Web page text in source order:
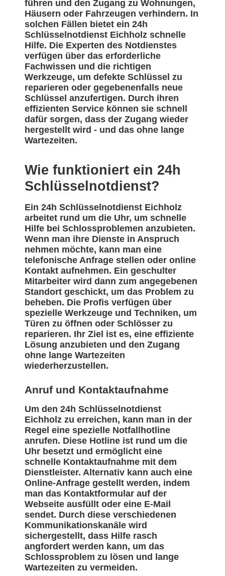
führen und den Zugang zu Wohnungen,
Häusern oder Fahrzeugen verhindern. In
solchen Fällen bietet ein 24h
Schlüsselnotdienst Eichholz schnelle
Hilfe. Die Experten des Notdienstes
verfügen über das erforderliche
Fachwissen und die richtigen
Werkzeuge, um defekte Schlüssel zu
reparieren oder gegebenenfalls neue
Schlüssel anzufertigen. Durch ihren
effizienten Service können sie schnell
dafür sorgen, dass der Zugang wieder
hergestellt wird - und das ohne lange
Wartezeiten.
Wie funktioniert ein 24h
Schlüsselnotdienst?
Ein 24h Schlüsselnotdienst Eichholz
arbeitet rund um die Uhr, um schnelle
Hilfe bei Schlossproblemen anzubieten.
Wenn man ihre Dienste in Anspruch
nehmen möchte, kann man eine
telefonische Anfrage stellen oder online
Kontakt aufnehmen. Ein geschulter
Mitarbeiter wird dann zum angegebenen
Standort geschickt, um das Problem zu
beheben. Die Profis verfügen über
spezielle Werkzeuge und Techniken, um
Türen zu öffnen oder Schlösser zu
reparieren. Ihr Ziel ist es, eine effiziente
Lösung anzubieten und den Zugang
ohne lange Wartezeiten
wiederherzustellen.
Anruf und Kontaktaufnahme
Um den 24h Schlüsselnotdienst
Eichholz zu erreichen, kann man in der
Regel eine spezielle Notfallhotline
anrufen. Diese Hotline ist rund um die
Uhr besetzt und ermöglicht eine
schnelle Kontaktaufnahme mit dem
Dienstleister. Alternativ kann auch eine
Online-Anfrage gestellt werden, indem
man das Kontaktformular auf der
Webseite ausfüllt oder eine E-Mail
sendet. Durch diese verschiedenen
Kommunikationskanäle wird
sichergestellt, dass Hilfe rasch
angfordert werden kann, um das
Schlossproblem zu lösen und lange
Wartezeiten zu vermeiden.